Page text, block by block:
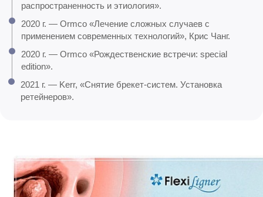
распространенность и этиология».
2020 г. — Ormco «Лечение сложных случаев с
применением современных технологий», Крис Чанг.
2020 г. — Ormco «Рождественские встречи: special
edition».
2021 г. — Kerr, «Снятие брекет-систем. Установка
ретейнеров».